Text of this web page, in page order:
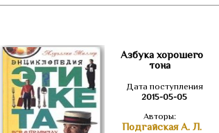
Азбука хорошего
тона
Дата поступления
2015-05-05
Авторы:
Подгайская А. Л.